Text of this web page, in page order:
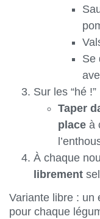
Se
Sur les “hé !”
Taper
place à
À chaque
librement
Variante libre : un
pour chaque